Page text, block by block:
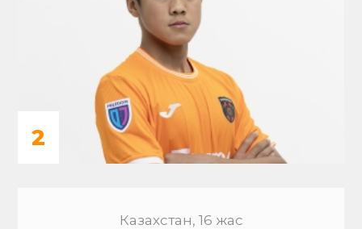
2
Казахстан, 16 жас